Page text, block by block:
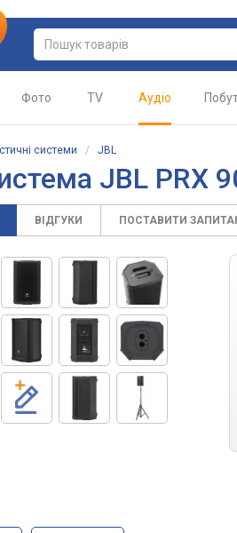
Фото TV Аудіо
системи / JBL
JBL PRX
ВІДГУКИ ПОСТАВИТИ